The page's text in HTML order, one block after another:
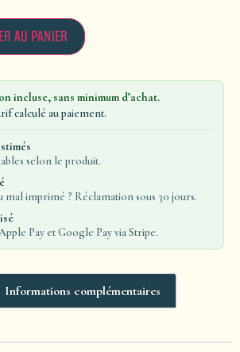
AU PANIER
incluse, sans minimum d’achat.
calculé au paiement.
selon le produit.
imprimé ? Réclamation sous 30 jours.
Pay et Google Pay via Stripe.
Informations complémentaires